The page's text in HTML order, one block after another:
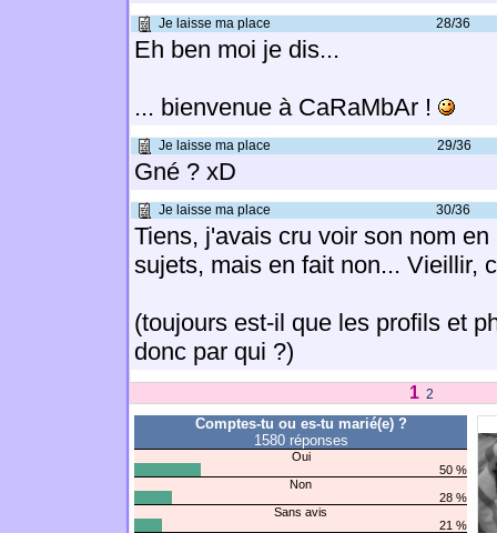
Je laisse ma place 28/36
Eh ben moi je dis...
... bienvenue à CaRaMbAr !
Je laisse ma place 29/36
Gné ? xD
Je laisse ma place 30/36
Tiens, j'avais cru voir son nom
sujets, mais en fait non... Vieillir,
(toujours est-il que les profils et
donc par qui ?)
1 2
Comptes-tu ou es-tu marié(e) ?
1580 réponses
Oui
50 %
Non
28 %
Sans avis
21 %